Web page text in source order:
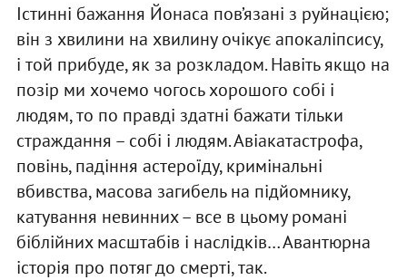
Істинні бажання Йонаса пов’язані з руйнацією;
він з хвилини на хвилину очікує апокаліпсису,
і той прибуде, як за розкладом. Навіть якщо на
позір ми хочемо чогось хорошого собі і
людям, то по правді здатні бажати тільки
страждання – собі і людям. Авіакатастрофа,
повінь, падіння астероїду, кримінальні
вбивства, масова загибель на підйомнику,
катування невинних – все в цьому романі
біблійних масштабів і наслідків… Авантюрна
історія про потяг до смерті, так.